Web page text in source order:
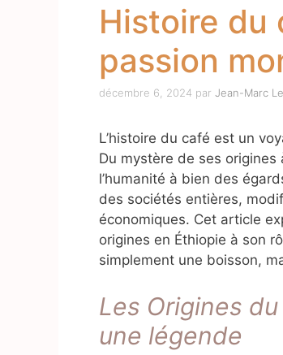
Histoire du
passion
décembre 6, 2024 par Jean-Marc
L’histoire du café est un
Du mystère de ses
l’humanité à bien des
des sociétés entières,
économiques. Cet article
origines en Éthiopie à son
simplement une boisson,
Les Origines
une légende